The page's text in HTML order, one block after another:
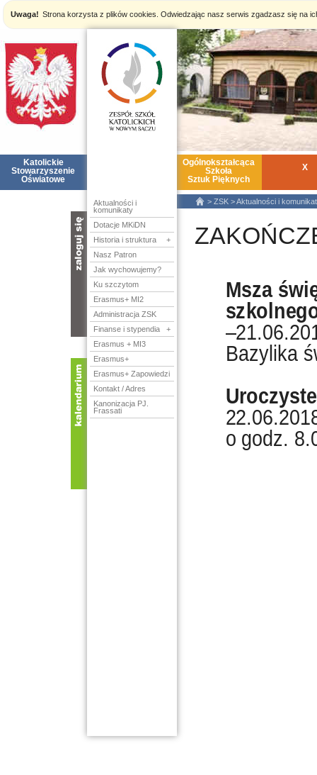
Uwaga! Strona korzysta z plików cookies. Odwiedzając nasz serwis zgadzasz się na
Aktualności i
komunikaty
Dotacje MKiDN
Historia i struktura
+
Nasz Patron
Jak wychowujemy?
Ku szczytom
Erasmus+ MI2
Administracja ZSK
Finanse i stypendia
+
Erasmus + MI3
Erasmus+
Erasmus+ Zapowiedzi
Kontakt / Adres
Kanonizacja PJ.
Frassati
Katolickie
Stowarzyszenie
Oświatowe
Ogólnokształcąca
Szkoła
Sztuk Pięknych
X
nazwa:
hasło:
od dnia:
> ZSK >Aktualności i
Msza
Bazylika
o godz.